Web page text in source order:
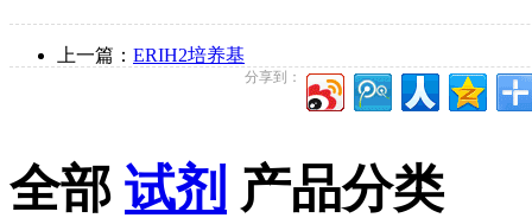
上一篇： ERIH2培养基
分享到：
全部 试剂 产品分类